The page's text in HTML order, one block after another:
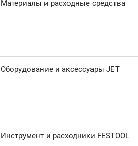
Материалы и расходные средства
Оборудование и аксессуары JET
Инструмент и расходники FESTOOL